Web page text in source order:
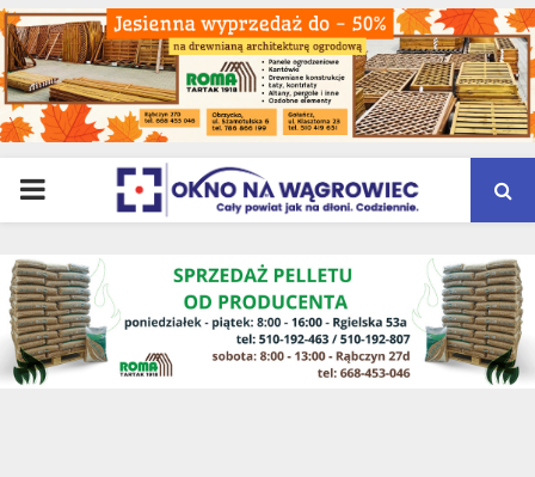
PRIMARY
MENU